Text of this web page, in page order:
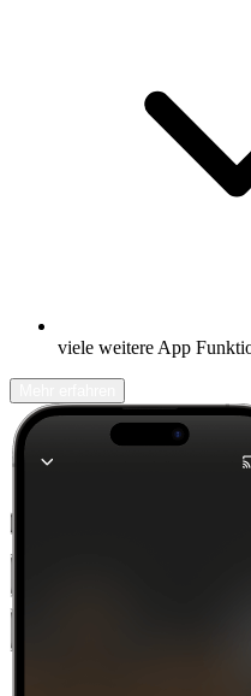
viele weitere App